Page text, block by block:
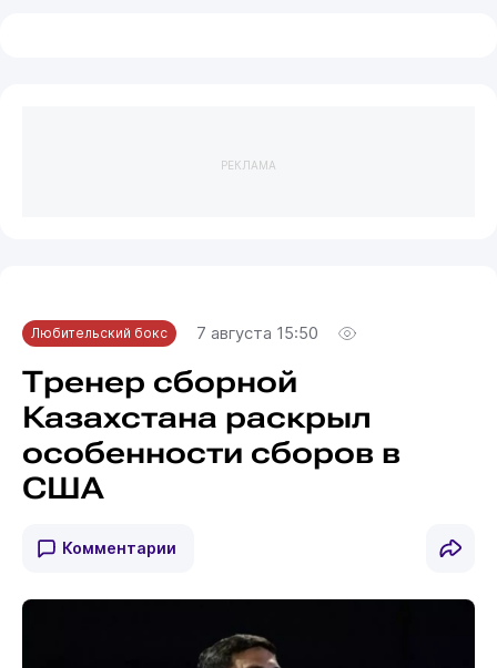
РЕКЛАМА
Любительский бокс 7 августа 15:50
Тренер сборной
Казахстана раскрыл
особенности сборов в
США
Комментарии